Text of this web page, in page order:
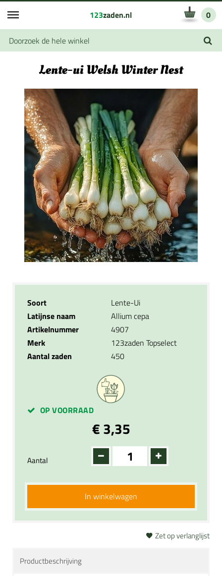
123zaden.nl 0
Lente-ui Welsh Winter Nest
Soort
Lente-Ui
Latijnse naam
Allium cepa
Artikelnummer
4907
Merk
123zaden Topselect
Aantal zaden
450
OP VOORRAAD
€ 3,35
Aantal
In winkelwagen
Zet op verlanglijst
Productbeschrijving